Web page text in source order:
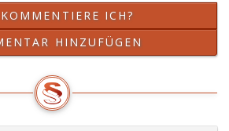
ICH?
HINZUFÜGEN